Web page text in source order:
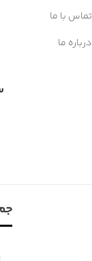
تماس با ما
درباره ما